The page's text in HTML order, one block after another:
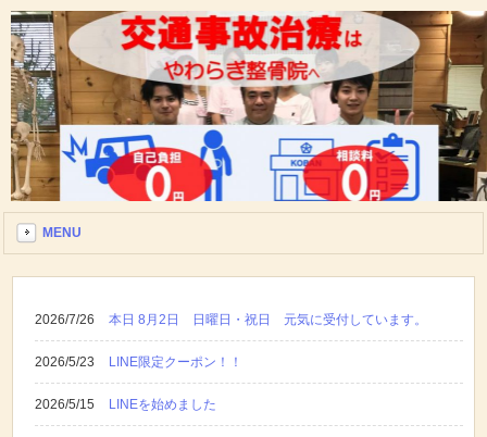
MENU
2026/7/26 本日 8月2日 日曜日・祝日 元気に受付しています。
2026/5/23 LINE限定クーポン！！
2026/5/15 LINEを始めました